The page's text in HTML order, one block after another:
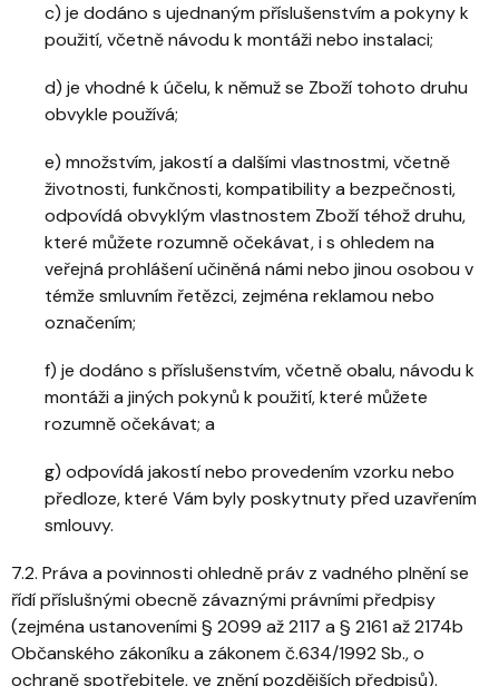
c) je dodáno s ujednaným příslušenstvím a pokyny k
použití, včetně návodu k montáži nebo instalaci;
d) je vhodné k účelu, k němuž se Zboží tohoto druhu
obvykle používá;
e) množstvím, jakostí a dalšími vlastnostmi, včetně
životnosti, funkčnosti, kompatibility a bezpečnosti,
odpovídá obvyklým vlastnostem Zboží téhož druhu,
které můžete rozumně očekávat, i s ohledem na
veřejná prohlášení učiněná námi nebo jinou osobou v
témže smluvním řetězci, zejména reklamou nebo
označením;
f) je dodáno s příslušenstvím, včetně obalu, návodu k
montáži a jiných pokynů k použití, které můžete
rozumně očekávat; a
g) odpovídá jakostí nebo provedením vzorku nebo
předloze, které Vám byly poskytnuty před uzavřením
smlouvy.
7.2. Práva a povinnosti ohledně práv z vadného plnění se
řídí příslušnými obecně závaznými právními předpisy
(zejména ustanoveními § 2099 až 2117 a § 2161 až 2174b
Občanského zákoníku a zákonem č.634/1992 Sb., o
ochraně spotřebitele, ve znění pozdějších předpisů).